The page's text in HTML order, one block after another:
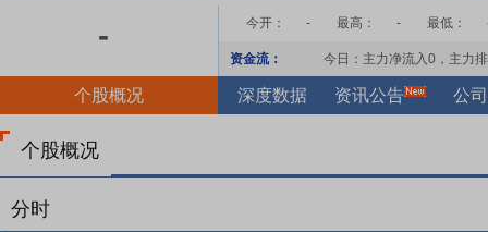
- 今开： - 最高： - 最低：
资金流： 今日：主力净流入0 ，主力
个股概况 深度数据 资讯公告 公
个股概况
分时